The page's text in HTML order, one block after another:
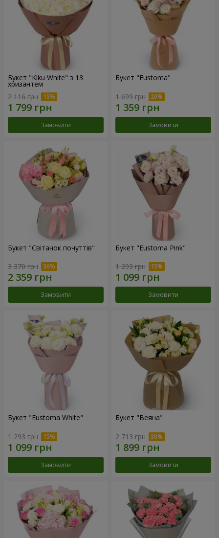
Букет "Kiku White" з 13
хризантем
2 116 грн
Замовити
Букет "Eustoma"
1 699 грн
Замовити
Букет "Світанок почуттів"
3 370 грн
Замовити
Букет "Eustoma Pink"
1 293 грн
Замовити
Букет "Eustoma White"
1 293 грн
Замовити
Букет "Веяна"
2 713 грн
Замовити